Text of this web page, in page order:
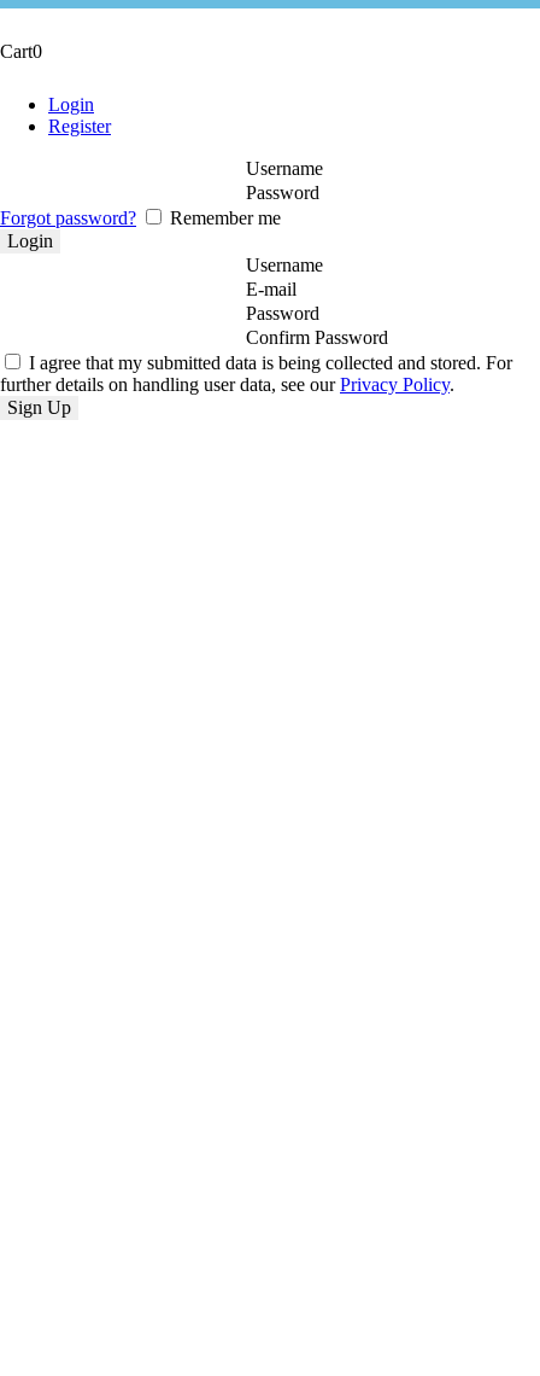
Cart0
Login
Register
Username
Password
Forgot password?
Remember me
Username
E-mail
Password
Confirm Password
I agree that my submitted data is being collected and stored. For
further details on handling user data, see ourPrivacy Policy.